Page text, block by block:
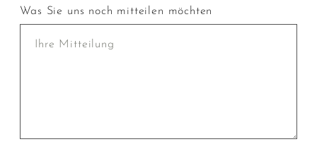
Was Sie uns noch mitteilen möchten